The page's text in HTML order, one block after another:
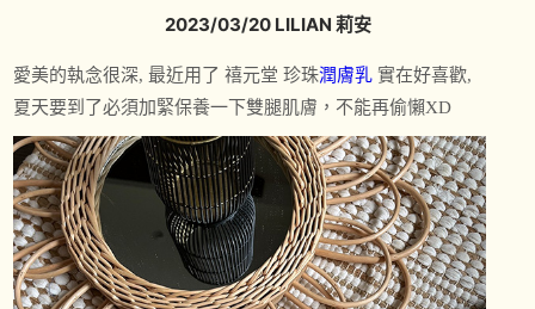
2023/03/20 LILIAN 莉安
愛美的執念很深, 最近用了 禧元堂 珍珠潤膚乳 實在好喜歡,
夏天要到了必須加緊保養一下雙腿肌膚，不能再偷懶XD